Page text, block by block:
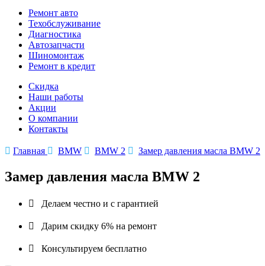
Ремонт авто
Техобслуживание
Диагностика
Автозапчасти
Шиномонтаж
Ремонт в кредит
Скидка
Наши работы
Акции
О компании
Контакты
 Главная  BMW  BMW 2  Замер давления масла BMW 2
Замер давления масла BMW 2
 Делаем честно и с гарантией
 Дарим скидку 6% на ремонт
 Консультируем бесплатно